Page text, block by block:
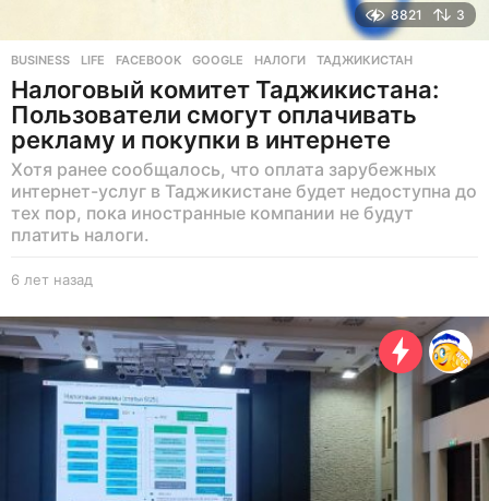
8821 3
BUSINESS ,LIFE FACEBOOK ,GOOGLE ,НАЛОГИ ,ТАДЖИКИСТАН
Налоговый комитет Таджикистана:
Пользователи смогут оплачивать
рекламу и покупки в интернете
Хотя ранее сообщалось, что оплата зарубежных
интернет-услуг в Таджикистане будет недоступна до
тех пор, пока иностранные компании не будут
платить налоги.
6 лет назад
е
т
н
а
з
а
д